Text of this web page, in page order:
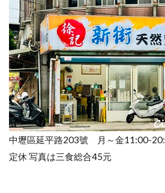
中壢區延平路203號 月～金11:00-
定休 写真は三食総合45元